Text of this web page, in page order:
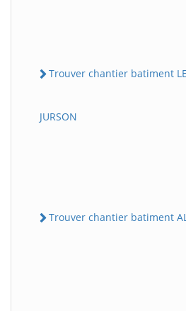
Trouver chantier batiment LE
JURSON
Trouver chantier batiment